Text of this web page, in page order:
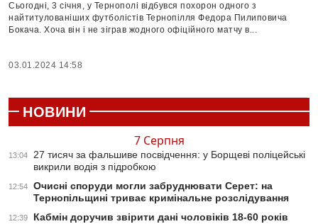
Сьогодні, 3 січня, у Тернополі відбувся похорон одного з
найтитулованіших футболістів Тернопілля Федора Пилиповича
Бокача. Хоча він і не зіграв жодного офіційного матчу в...
03.01.2024 14:58
НОВИНИ
7 Серпня
13:04
27 тисяч за фальшиве посвідчення: у Борщеві поліцейські
викрили водія з підробкою
12:54
Очисні споруди могли забруднювати Серет: на
Тернопільщині триває кримінальне розслідування
12:39 Кабмін доручив звірити дані чоловіків 18-60 років